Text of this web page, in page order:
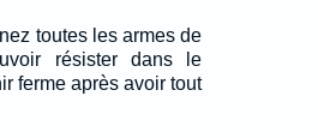
toutes les armes de
résister dans le
ferme après avoir tout